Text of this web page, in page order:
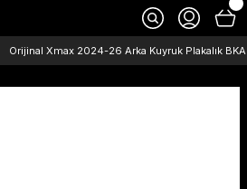
Orijinal Xmax 2024-26 Arka Kuyruk Plakalık